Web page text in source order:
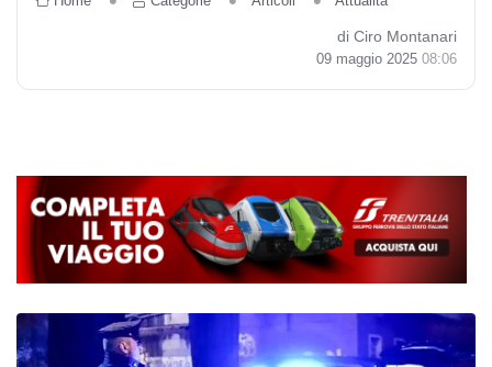
di Ciro Montanari
09 maggio 2025 08:06